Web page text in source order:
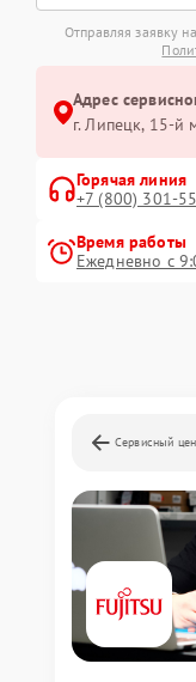
Отправляя заявку
Адрес
г. Липецк, 15-й
Горячая линия
+7 (800) 301-
Время работы
Ежедневно с
Сервисный